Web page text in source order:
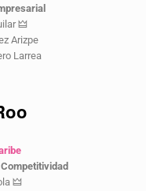
🜲
Arizpe
Larrea
🜲